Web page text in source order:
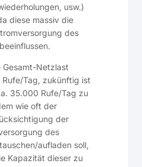
usw.)
diese massiv die
des
Gesamt-Netzlast
Tag, zukünftig ist
35.000 Rufe/Tag zu
wie oft der
der
des
aufladen soll,
Kapazität dieser zu